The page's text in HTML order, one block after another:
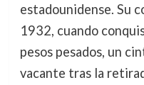
estadounidense. Su
1932, cuando
pesos pesados, un
vacante tras la